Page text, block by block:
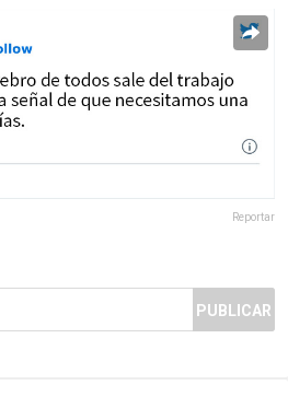
Reportar
PUBLICAR